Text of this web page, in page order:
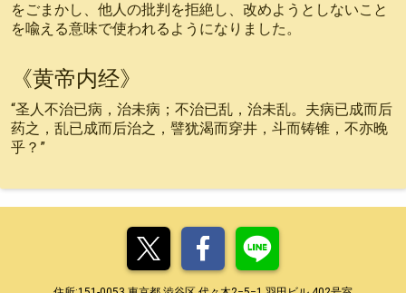
をごまかし、他人の批判を拒絶し、改めようとしないこと
を喩える意味で使われるようになりました。
《黄帝内经》
“圣人不治已病，治未病；不治已乱，治未乱。夫病已成而后
药之，乱已成而后治之，譬犹渴而穿井，斗而铸锥，不亦晚
乎？”